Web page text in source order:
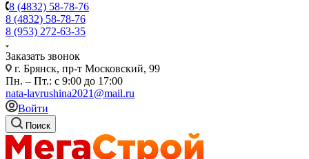
8 (4832) 58-78-76
8 (4832) 58-78-76
8 (953) 272-63-35
Заказать звонок
г. Брянск, пр-т Московский, 99
Пн. – Пт.: с 9:00 до 17:00
nata-lavrushina2021@mail.ru
Войти
Поиск